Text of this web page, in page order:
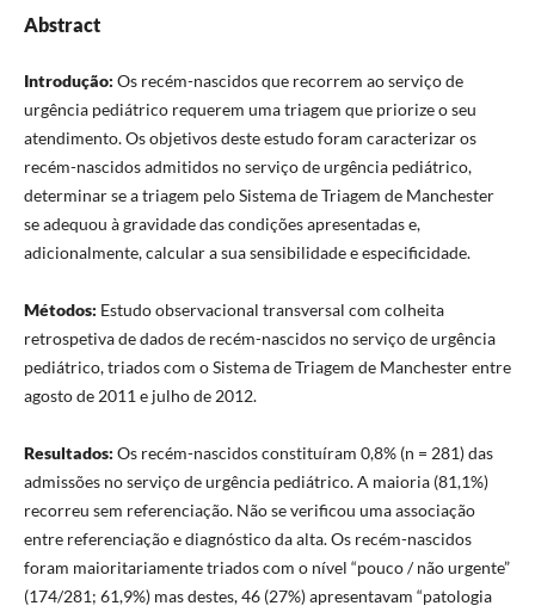
Abstract
Introdução: Os recém-nascidos que recorrem ao serviço de
urgência pediátrico requerem uma triagem que priorize o seu
atendimento. Os objetivos deste estudo foram caracterizar os
recém-nascidos admitidos no serviço de urgência pediátrico,
determinar se a triagem pelo Sistema de Triagem de Manchester
se adequou à gravidade das condições apresentadas e,
adicionalmente, calcular a sua sensibilidade e especificidade.
Métodos: Estudo observacional transversal com colheita
retrospetiva de dados de recém-nascidos no serviço de urgência
pediátrico, triados com o Sistema de Triagem de Manchester entre
agosto de 2011 e julho de 2012.
Resultados: Os recém-nascidos constituíram 0,8% (n = 281) das
admissões no serviço de urgência pediátrico. A maioria (81,1%)
recorreu sem referenciação. Não se verificou uma associação
entre referenciação e diagnóstico da alta. Os recém-nascidos
foram maioritariamente triados com o nível “pouco / não urgente”
(174/281; 61,9%) mas destes, 46 (27%) apresentavam “patologia